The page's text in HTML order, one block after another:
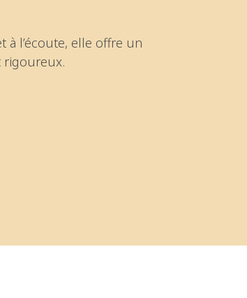
à l’écoute, elle offre un
rigoureux.